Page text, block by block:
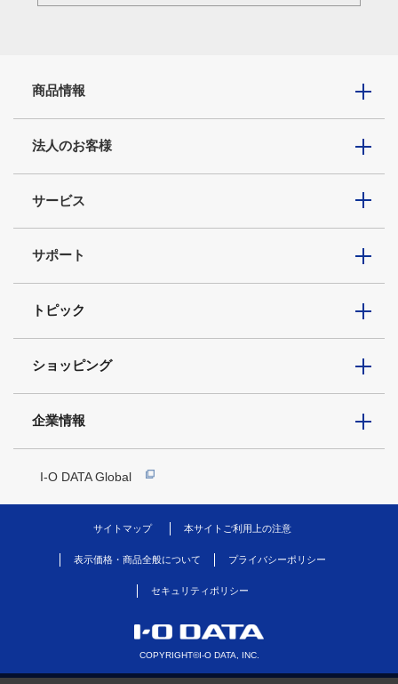
商品情報
法人のお客様
サービス
サポート
トピック
ショッピング
企業情報
I-O DATA Global
サイトマップ 本サイトご利用上の注意
表示価格・商品全般について プライバシーポリシー
セキュリティポリシー
COPYRIGHT©I-O DATA, INC.